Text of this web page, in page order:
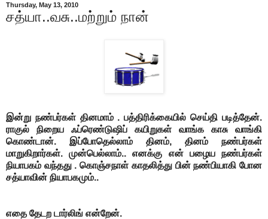
Thursday, May 13, 2010
சத்யா..வசு..மற்றும் நான்
இன்று நண்பர்கள் தினமாம் . பத்திரிக்கையில் செய்தி படித்தேன்.
ராகுல் நிறைய ஃப்ரெண்டுஷிப் கயிறுகள் வாங்க காசு வாங்கி
கொண்டான். இப்போதெல்லாம் தினம், தினம் நண்பர்கள்
மாறுகிறார்கள். முன்பெல்லாம்.. எனக்கு என் பழைய நண்பர்கள்
நியாபகம் வந்தது . கொஞ்சநாள் காதலித்து பின் நண்பியாகி போன
சத்யாவின் நியாபகமும்..
எதை தேடற டார்லிங் என்றேன்.